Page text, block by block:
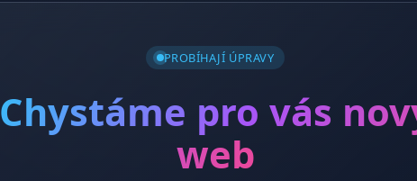
PROBÍHAJÍ ÚPRAVY
Chystáme pro vás
web